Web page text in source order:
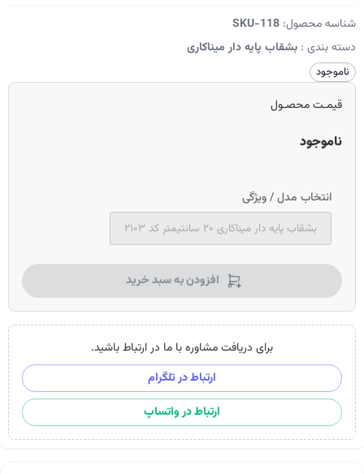
شناسه محصول:SKU-118
دسته بندی : بشقاب پایه دار میناکاری
ناموجود
قیمـت محصـول
ناموجود
انتخاب مدل / ویژگی
بشقاب پایه دار میناکاری ۲۰ سانتیمتر کد ۲۱۰۳
افزودن به سبد خرید
برای دریافت مشاوره با ما در ارتباط باشید.
ارتباط در تلگرام
ارتباط در واتساپ